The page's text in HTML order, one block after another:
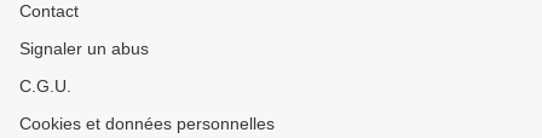
Contact
Signaler un abus
C.G.U.
Cookies et données personnelles